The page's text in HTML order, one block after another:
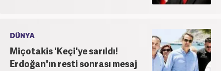
DÜNYA
Miçotakis 'Keçi'ye sarıldı!
Erdoğan'ın resti sonrası mesaj